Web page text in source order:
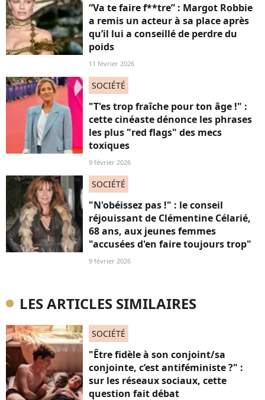
“Va te faire f**tre” : Margot Robbie
a remis un acteur à sa place après
qu’il lui a conseillé de perdre du
poids
11 février 2026
SOCIÉTÉ
"T'es trop fraîche pour ton âge !" :
cette cinéaste dénonce les phrases
les plus "red flags" des mecs
toxiques
9 février 2026
SOCIÉTÉ
"N'obéissez pas !" : le conseil
réjouissant de Clémentine Célarié,
68 ans, aux jeunes femmes
"accusées d'en faire toujours trop"
9 février 2026
LES ARTICLES SIMILAIRES
SOCIÉTÉ
"Être fidèle à son conjoint/sa
conjointe, c’est antiféministe ?" :
sur les réseaux sociaux, cette
question fait débat